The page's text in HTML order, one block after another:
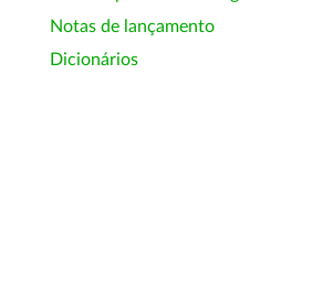
Notas de lançamento
Dicionários